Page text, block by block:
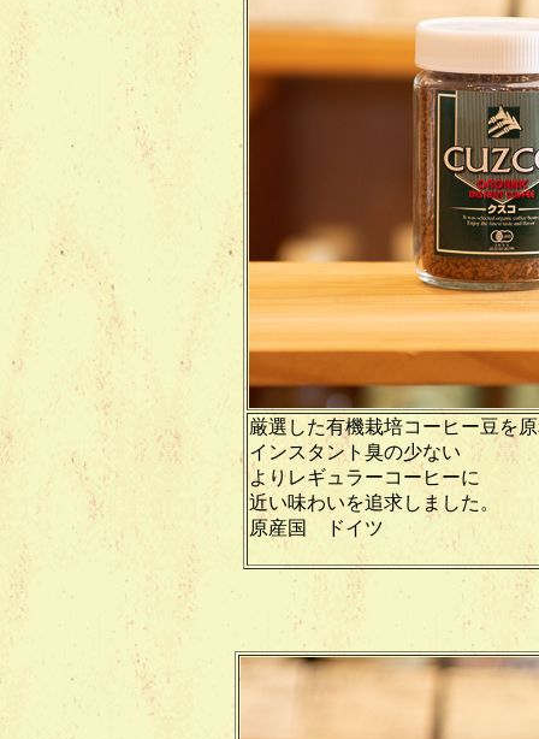
厳選した有機栽培コーヒー豆を
インスタント臭の少ない
よりレギュラーコーヒーに
近い味わいを追求しました。
原産国 ドイツ